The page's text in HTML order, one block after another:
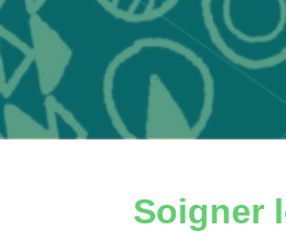
Soigner